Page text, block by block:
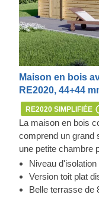
Maison en bois
RE2020, 44+44
RE2020 SIMPLIFIÉE
La maison en bois
comprend un grand
une petite chambre
couchage séparé et
Grâce à sa
excellent choix pour
Niveau
Version toit plat
Belle terrasse de